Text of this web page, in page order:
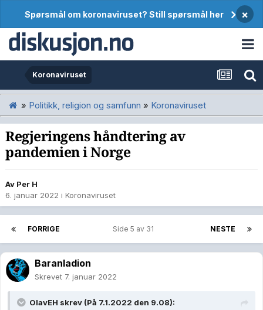
Spørsmål om koronaviruset? Still spørsmål her ×
Koronaviruset
» Politikk, religion og samfunn » Koronaviruset
Regjeringens håndtering av
pandemien i Norge
Av Per H
6. januar 2022 i Koronaviruset
FORRIGE NESTE
Side 5 av 31
Baranladion
Skrevet 7. januar 2022
OlavEH skrev (På 7.1.2022 den 9.08):